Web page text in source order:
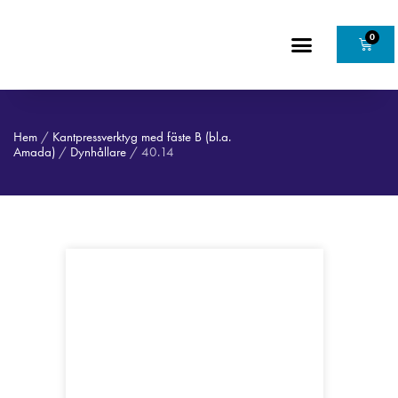
0
Hem / Kantpressverktyg med fäste B (bl.a.
Amada) / Dynhållare / 40.14